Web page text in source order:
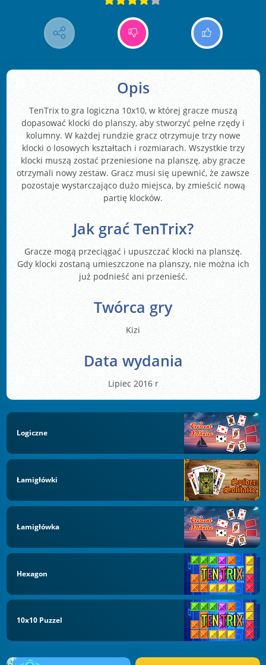
Opis
TenTrix to gra logiczna 10x10, w której gracze muszą
dopasować klocki do planszy, aby stworzyć pełne rzędy i
kolumny. W każdej rundzie gracz otrzymuje trzy nowe
klocki o losowych kształtach i rozmiarach. Wszystkie trzy
klocki muszą zostać przeniesione na planszę, aby gracze
otrzymali nowy zestaw. Gracz musi się upewnić, że zawsze
pozostaje wystarczająco dużo miejsca, by zmieścić nową
partię klocków.
Jak grać TenTrix?
Gracze mogą przeciągać i upuszczać klocki na planszę.
Gdy klocki zostaną umieszczone na planszy, nie można ich
już podnieść ani przenieść.
Twórca gry
Kizi
Data wydania
Lipiec 2016 r
Logiczne
Łamigłówki
Łamigłówka
Hexagon
10x10 Puzzel